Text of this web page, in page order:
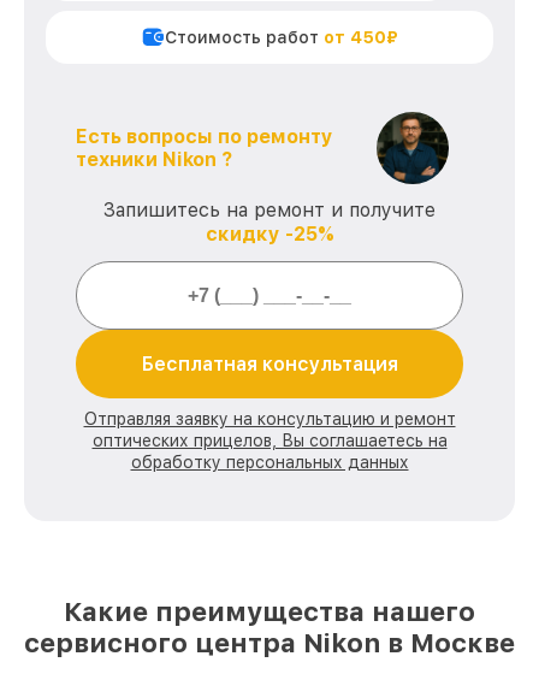
Стоимость работ от 450₽
Есть вопросы по ремонту
техники Nikon ?
Запишитесь на ремонт и получите
скидку -25%
Бесплатная консультация
Отправляя заявку на консультацию и ремонт
оптических прицелов, Вы соглашаетесь на
обработку персональных данных
Какие преимущества нашего
сервисного центра Nikon в Москве